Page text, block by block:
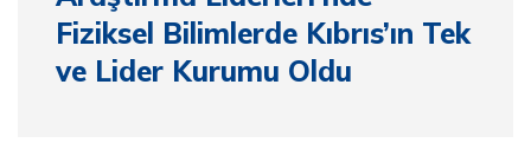
Fiziksel Bilimlerde Kıbrıs’ın Tek
ve Lider Kurumu Oldu